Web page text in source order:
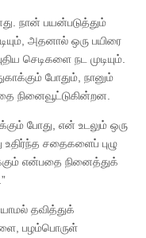
நான் பயன்படுத்தும்
அதனால் ஒரு பயிரை
செடிகளை நட முடியும்.
போதும், நானும்
நினைவூட்டுகின்றன.
போது, என் உடலும் ஒரு
உதிர்ந்த சதைகளைப் புழு
என்பதை நினைத்துக்
தவித்துக்
பழம்பொருள்